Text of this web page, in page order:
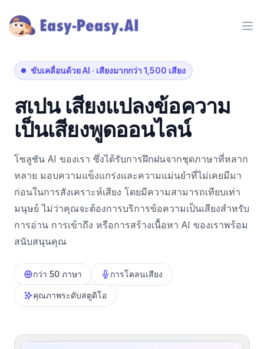
ขับเคลื่อนด้วย AI · เสียงมากกว่า 1,500 เสียง
สเปน เสียงแปลงข้อความ
เป็นเสียงพูดออนไลน์
โซลูชัน AI ของเรา ซึ่งได้รับการฝึกฝนจากชุดภาษาที่หลาก
หลาย มอบความแข็งแกร่งและความแม่นยำที่ไม่เคยมีมา
ก่อนในการสังเคราะห์เสียง โดยมีความสามารถเทียบเท่า
มนุษย์ ไม่ว่าคุณจะต้องการบริการข้อความเป็นเสียงสำหรับ
การอ่าน การเข้าถึง หรือการสร้างเนื้อหา AI ของเราพร้อม
สนับสนุนคุณ
กว่า 50 ภาษา การโคลนเสียง
คุณภาพระดับสตูดิโอ